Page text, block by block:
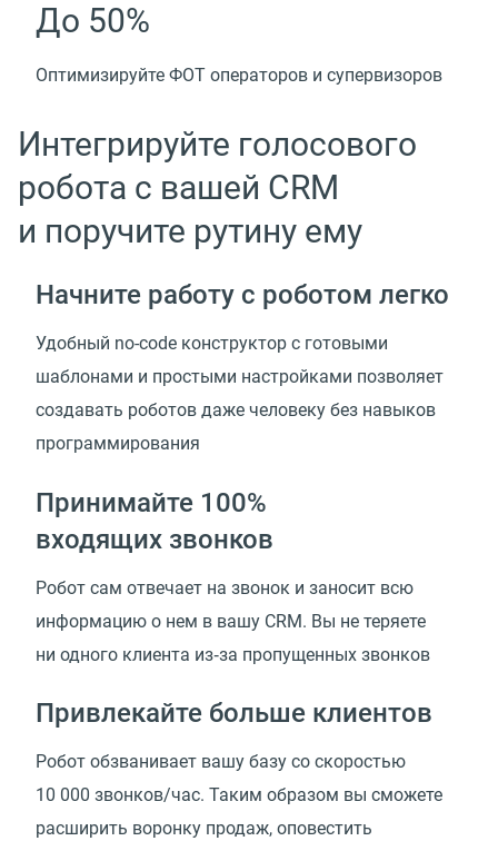
До 50%
Оптимизируйте ФОТ операторов и супервизоров
Интегрируйте голосового
робота с вашей CRM
и поручите рутину ему
Начните работу с роботом легко
Удобный no-code конструктор с готовыми
шаблонами и простыми настройками позволяет
создавать роботов даже человеку без навыков
программирования
Принимайте 100%
входящих звонков
Робот сам отвечает на звонок и заносит всю
информацию о нем в вашу CRM. Вы не теряете
ни одного клиента из‑за пропущенных звонков
Привлекайте больше клиентов
Робот обзванивает вашу базу со скоростью
10 000 звонков/час. Таким образом вы сможете
расширить воронку продаж, оповестить